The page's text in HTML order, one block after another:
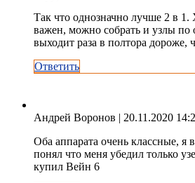
Так что однозначно лучше 2 в 1.
важен, можно собрать и узлы по
выходит раза в полтора дороже,
Ответить
Андрей Воронов | 20.11.2020
Оба аппарата очень классные, я
понял что меня убедил только
купил Вейн 6